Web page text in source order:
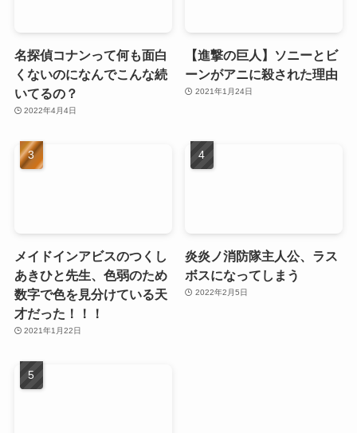
名探偵コナンって何も面白
くないのになんでこんな続
いてるの？
2022年4月4日
【進撃の巨人】ソニーとビ
ーンがアニに殺された理由
2021年1月24日
メイドインアビスのつくし
あきひと先生、色弱のため
数字で色を見分けている天
才だった！！！
2021年1月22日
炎炎ノ消防隊主人公、ラス
ボスになってしまう
2022年2月5日